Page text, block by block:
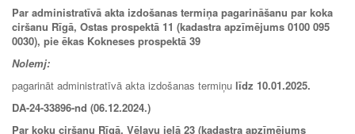
Par administratīvā akta izdošanas termiņa pagarināšanu par koka
ciršanu Rīgā, Ostas prospektā 11 (kadastra apzīmējums 0100 095
0030), pie ēkas Kokneses prospektā 39
Nolemj:
pagarināt administratīvā akta izdošanas termiņu līdz 10.01.2025.
DA-24-33896-nd (06.12.2024.)
Par koku ciršanu Rīgā, Vēlavu ielā 23 (kadastra apzīmējums